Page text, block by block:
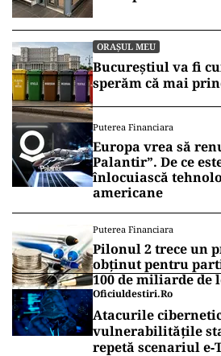
fost adoptate în Consiliul
respectate iar facturile au
verificate și acceptate de către
locală.
Vrei să fii mereu la curent cu
Puterea.ro și pe canalul de
EXCLUSIV
SOCIAL
Lift în vechile
trei sau patru
avem parte curând
ORAȘUL MEU
Bucureștiul va fi
sperăm că mai